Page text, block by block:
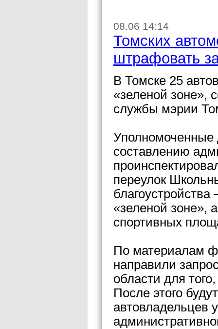
08.06 14:14
Томских
штрафовать
В Томске 25
«зеленой зоне»,
службы мэрии
Уполномоченные
составлению
переулок
благоустройства
«зеленой зоне»,
спортивных
По материалам
направили
области для
После этого
автовладельцев